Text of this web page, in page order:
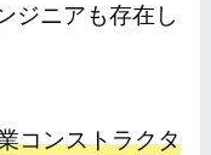
ジニアも存在し
コンストラクタ